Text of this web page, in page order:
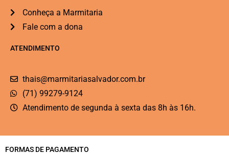
Conheça a Marmitaria
Fale com a dona
ATENDIMENTO
thais@marmitariasalvador.com.br
(71) 99279-9124
Atendimento de segunda à sexta das 8h às 16h.
FORMAS DE PAGAMENTO